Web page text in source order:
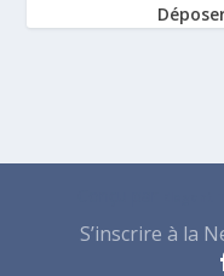
S’inscrire à la